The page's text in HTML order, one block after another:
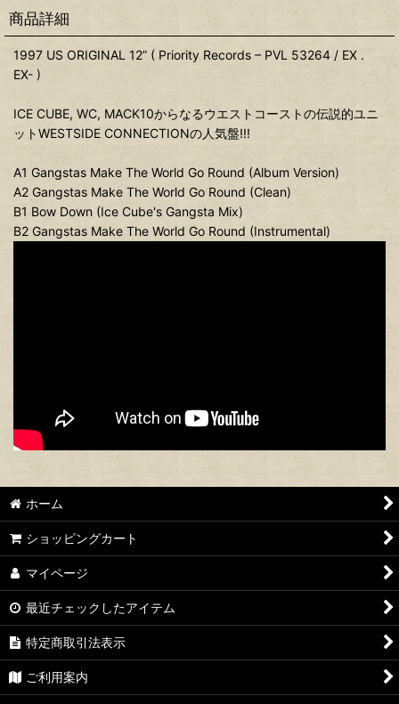
商品詳細
1997 US ORIGINAL 12” ( Priority Records ‎– PVL 53264 / EX .
EX- )
ICE CUBE, WC, MACK10からなるウエストコーストの伝説的ユニ
ットWESTSIDE CONNECTIONの人気盤!!!
A1 Gangstas Make The World Go Round (Album Version)
A2 Gangstas Make The World Go Round (Clean)
B1 Bow Down (Ice Cube's Gangsta Mix)
B2 Gangstas Make The World Go Round (Instrumental)
ホーム
ショッピングカート
マイページ
最近チェックしたアイテム
特定商取引法表示
ご利用案内